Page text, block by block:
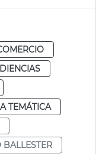
TEMÁTICA
BALLESTER